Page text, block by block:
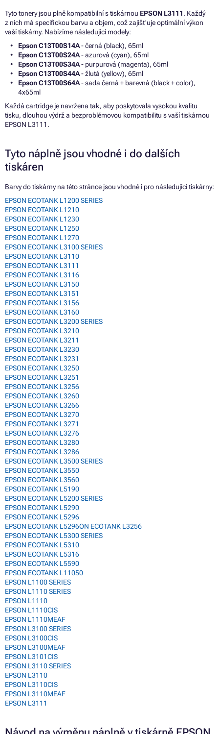
Tyto tonery jsou plně kompatibilní s tiskárnou EPSON L3111. Každý
z nich má specifickou barvu a objem, což zajišťuje optimální výkon
vaší tiskárny. Nabízíme následující modely:
Epson C13T00S14A- černá (black), 65ml
Epson C13T00S24A- azurová (cyan), 65ml
Epson C13T00S34A- purpurová (magenta), 65ml
Epson C13T00S44A- žlutá (yellow), 65ml
Epson C13T00S64A- sada černá + barevná (black + color),
4x65ml
Každá cartridge je navržena tak, aby poskytovala vysokou kvalitu
tisku, dlouhou výdrž a bezproblémovou kompatibilitu s vaší tiskárnou
EPSON L3111.
Tyto náplně jsou vhodné i do dalších
tiskáren
Barvy do tiskárny na této stránce jsou vhodné i pro následující tiskárny:
EPSON ECOTANK L1200 SERIES
EPSON ECOTANK L1210
EPSON ECOTANK L1230
EPSON ECOTANK L1250
EPSON ECOTANK L1270
EPSON ECOTANK L3100 SERIES
EPSON ECOTANK L3110
EPSON ECOTANK L3111
EPSON ECOTANK L3116
EPSON ECOTANK L3150
EPSON ECOTANK L3151
EPSON ECOTANK L3156
EPSON ECOTANK L3160
EPSON ECOTANK L3200 SERIES
EPSON ECOTANK L3210
EPSON ECOTANK L3211
EPSON ECOTANK L3230
EPSON ECOTANK L3231
EPSON ECOTANK L3250
EPSON ECOTANK L3251
EPSON ECOTANK L3256
EPSON ECOTANK L3260
EPSON ECOTANK L3266
EPSON ECOTANK L3270
EPSON ECOTANK L3271
EPSON ECOTANK L3276
EPSON ECOTANK L3280
EPSON ECOTANK L3286
EPSON ECOTANK L3500 SERIES
EPSON ECOTANK L3550
EPSON ECOTANK L3560
EPSON ECOTANK L5190
EPSON ECOTANK L5200 SERIES
EPSON ECOTANK L5290
EPSON ECOTANK L5296
EPSON ECOTANK L5296ON ECOTANK L3256
EPSON ECOTANK L5300 SERIES
EPSON ECOTANK L5310
EPSON ECOTANK L5316
EPSON ECOTANK L5590
EPSON ECOTANK L11050
EPSON L1100 SERIES
EPSON L1110 SERIES
EPSON L1110
EPSON L1110CIS
EPSON L1110MEAF
EPSON L3100 SERIES
EPSON L3100CIS
EPSON L3100MEAF
EPSON L3101CIS
EPSON L3110 SERIES
EPSON L3110
EPSON L3110CIS
EPSON L3110MEAF
EPSON L3111